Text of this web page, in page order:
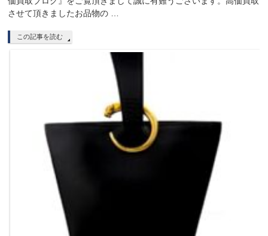
させて頂きましたお品物の …
この記事を読む